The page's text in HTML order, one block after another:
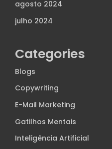
agosto 2024
julho 2024
Categories
Blogs
Copywriting
E-Mail Marketing
Gatilhos Mentais
Inteligência Artificial